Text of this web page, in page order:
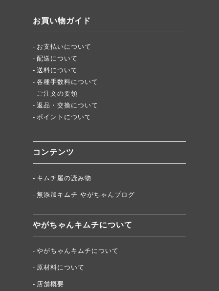
「頂・その先」圧倒的美味！
お買い物ガイド
お支払いについて
配送について
送料について
各種手数料について
ご注文の要領
返品・交換について
ポイントについて
コンテンツ
キムチ屋の読み物
無添加キムチ やがちゃんブログ
やがちゃんキムチについて
やがちゃんキムチについて
原材料について
店舗概要